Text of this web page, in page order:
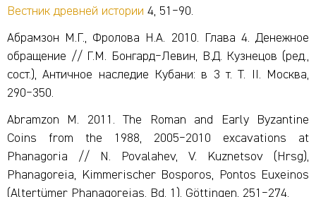
Вестник древней истории 4, 51‒90.
Абрамзон М.Г., Фролова Н.А. 2010. Глава 4. Денежное
обращение // Г.М. Бонгард‒Левин, В.Д. Кузнецов (ред.,
сост.), Античное наследие Кубани: в 3 т. Т. II. Москва,
290‒350.
Abramzon M. 2011. The Roman and Early Byzantine
Coins from the 1988, 2005‒2010 excavations at
Phanagoria // N. Povalahev, V. Kuznetsov (Hrsg),
Phanagoreia, Kimmerischer Bosporos, Pontos Euxeinos
(Altertümer Phanagoreias. Bd. 1). Göttingen, 251‒274.